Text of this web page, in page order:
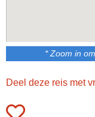
* Zoom in
Deel deze reis met